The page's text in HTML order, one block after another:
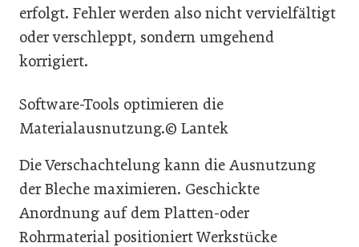
erfolgt. Fehler werden also nicht vervielfältigt
oder verschleppt, sondern umgehend
korrigiert.
Software-Tools optimieren die
Materialausnutzung.© Lantek
Die Verschachtelung kann die Ausnutzung
der Bleche maximieren. Geschickte
Anordnung auf dem Platten-oder
Rohrmaterial positioniert Werkstücke